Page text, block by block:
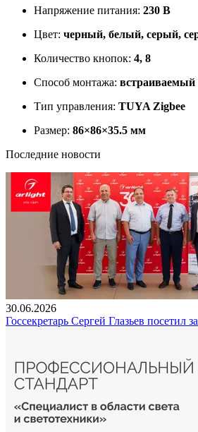
Напряжение питания: 230 В
Цвет: черный, белый, серый,
Количество кнопок: 4, 8
Способ монтажа: встраиваемый
Тип управления: TUYA Zigbee
Размер: 86×86×35.5 мм
Последние новости
30.06.2026
Госсекретарь Сергей Глазьев